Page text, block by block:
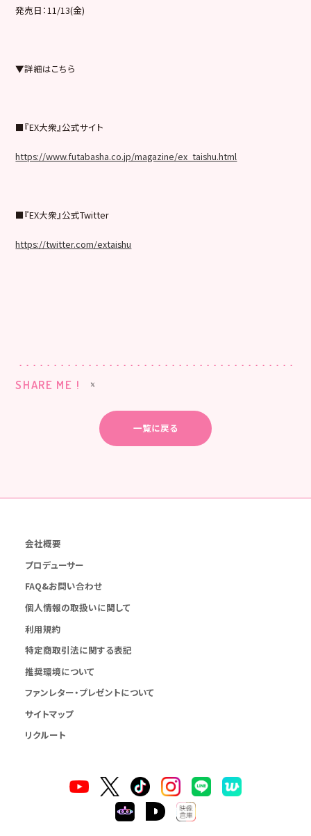
発売日：11/13(金)
▼詳細はこちら
■『EX大衆』公式サイト
https://www.futabasha.co.jp/magazine/ex_taishu.html
■『EX大衆』公式Twitter
https://twitter.com/extaishu
SHARE ME !
一覧に戻る
会社概要
プロデューサー
FAQ&お問い合わせ
個人情報の取扱いに関して
利用規約
特定商取引法に関する表記
推奨環境について
ファンレター・プレゼントについて
サイトマップ
リクルート